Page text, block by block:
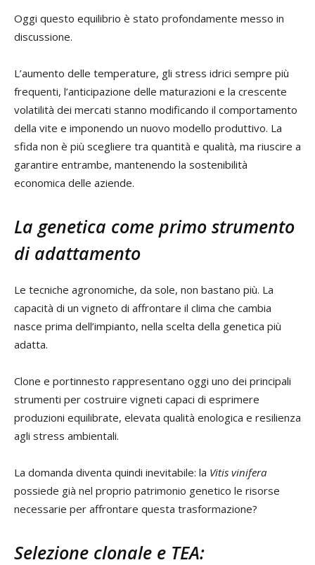
Oggi questo equilibrio è stato profondamente messo in
discussione.
L’aumento delle temperature, gli stress idrici sempre più
frequenti, l’anticipazione delle maturazioni e la crescente
volatilità dei mercati stanno modificando il comportamento
della vite e imponendo un nuovo modello produttivo. La
sfida non è più scegliere tra quantità e qualità, ma riuscire a
garantire entrambe, mantenendo la sostenibilità
economica delle aziende.
La genetica come primo strumento
di adattamento
Le tecniche agronomiche, da sole, non bastano più. La
capacità di un vigneto di affrontare il clima che cambia
nasce prima dell’impianto, nella scelta della genetica più
adatta.
Clone e portinnesto rappresentano oggi uno dei principali
strumenti per costruire vigneti capaci di esprimere
produzioni equilibrate, elevata qualità enologica e resilienza
agli stress ambientali.
La domanda diventa quindi inevitabile: la Vitis vinifera
possiede già nel proprio patrimonio genetico le risorse
necessarie per affrontare questa trasformazione?
Selezione clonale e TEA: